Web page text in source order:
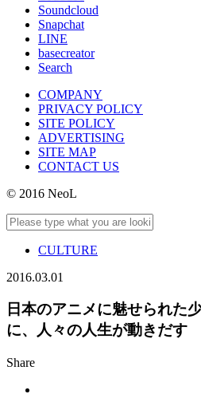
Soundcloud
Snapchat
LINE
basecreator
Search
COMPANY
PRIVACY POLICY
SITE POLICY
ADVERTISING
SITE MAP
CONTACT US
© 2016 NeoL
CULTURE
2016.03.01
日本のアニメに魅せられた
に、人々の人生が動きだす
Share